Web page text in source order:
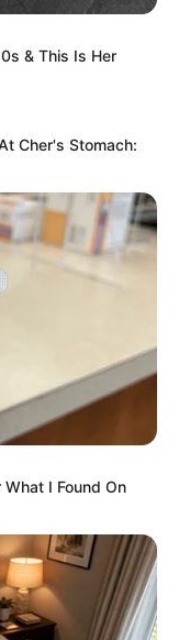
hibázzon,
lesz,
kísérlet.
ő lett az
pedig az
történet
alkalmas. Csak
emlékszik.
& This Is Her
Cher's Stomach:
I Found On